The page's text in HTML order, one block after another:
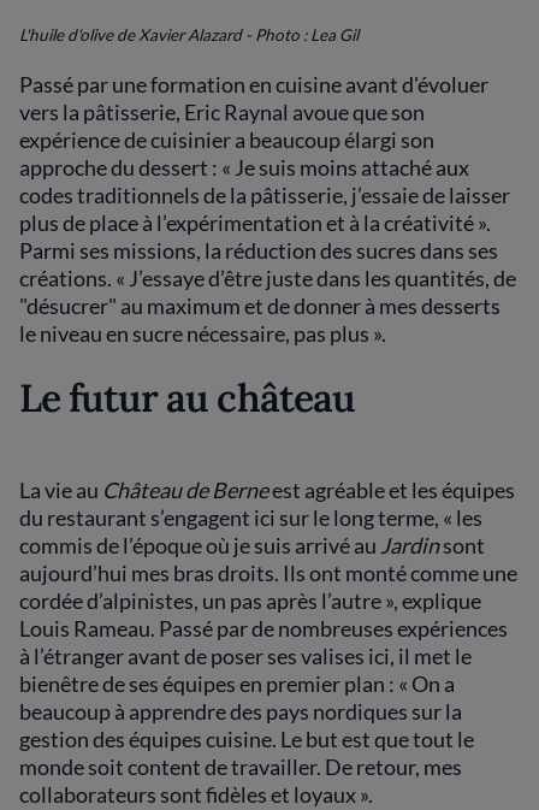
L'huile d'olive de Xavier Alazard - Photo : Lea Gil
Passé par une formation en cuisine avant d'évoluer
vers la pâtisserie, Eric Raynal avoue que son
expérience de cuisinier a beaucoup élargi son
approche du dessert : « Je suis moins attaché aux
codes traditionnels de la pâtisserie, j’essaie de laisser
plus de place à l’expérimentation et à la créativité ».
Parmi ses missions, la réduction des sucres dans ses
créations. « J’essaye d’être juste dans les quantités, de
"désucrer" au maximum et de donner à mes desserts
le niveau en sucre nécessaire, pas plus ».
Le futur au château
La vie au Château de Berneest agréable et les équipes
du restaurant s’engagent ici sur le long terme, « les
commis de l’époque où je suis arrivé au Jardinsont
aujourd’hui mes bras droits. Ils ont monté comme une
cordée d’alpinistes, un pas après l’autre », explique
Louis Rameau. Passé par de nombreuses expériences
à l’étranger avant de poser ses valises ici, il met le
bienêtre de ses équipes en premier plan : « On a
beaucoup à apprendre des pays nordiques sur la
gestion des équipes cuisine. Le but est que tout le
monde soit content de travailler. De retour, mes
collaborateurs sont fidèles et loyaux ».